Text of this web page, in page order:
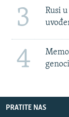
3
Rusi
4
PRATITE NAS